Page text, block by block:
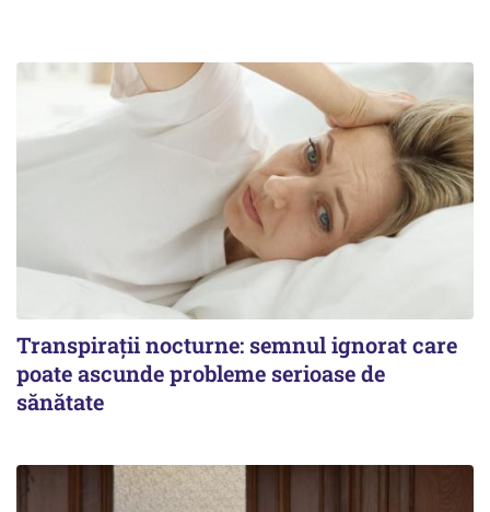
Transpirații nocturne: semnul ignorat care
poate ascunde probleme serioase de
sănătate